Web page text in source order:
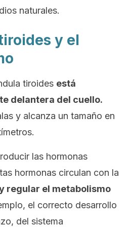
naturales.
y el
tiroides está
delantera del cuello.
y alcanza un tamaño en
las hormonas
hormonas circulan con la
regular el metabolismo
el correcto desarrollo
del sistema